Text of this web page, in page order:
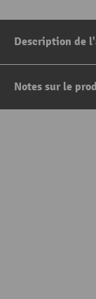
Description de
Notes sur le